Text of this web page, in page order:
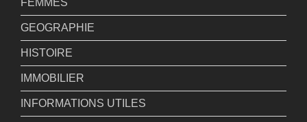
FEMMES
GEOGRAPHIE
HISTOIRE
IMMOBILIER
INFORMATIONS UTILES